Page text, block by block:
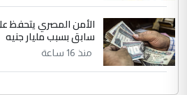
الأمن المصري يتحفظ
سابق بسبب مليار جنيه
منذ 16 ساعة